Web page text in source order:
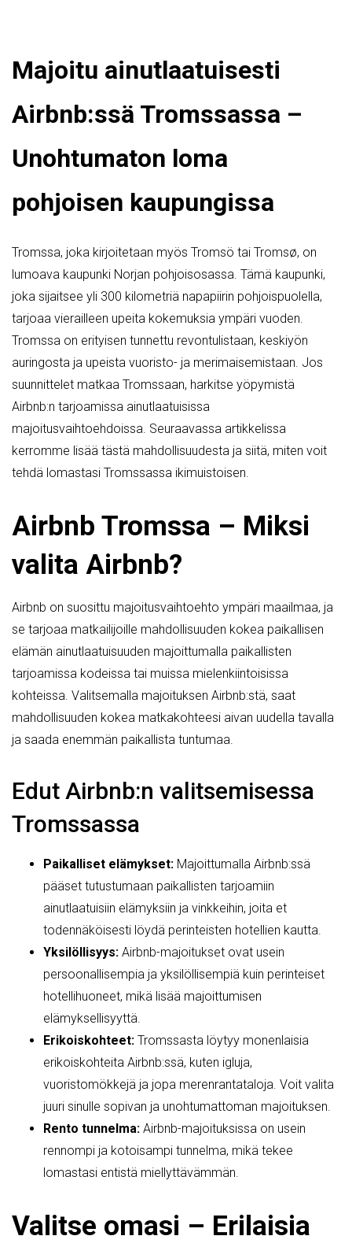
Majoitu ainutlaatuisesti
Airbnb:ssä Tromssassa –
Unohtumaton loma
pohjoisen kaupungissa
Tromssa, joka kirjoitetaan myös Tromsö tai Tromsø, on
lumoava kaupunki Norjan pohjoisosassa. Tämä kaupunki,
joka sijaitsee yli 300 kilometriä napapiirin pohjoispuolella,
tarjoaa vierailleen upeita kokemuksia ympäri vuoden.
Tromssa on erityisen tunnettu revontulistaan, keskiyön
auringosta ja upeista vuoristo- ja merimaisemistaan. Jos
suunnittelet matkaa Tromssaan, harkitse yöpymistä
Airbnb:n tarjoamissa ainutlaatuisissa
majoitusvaihtoehdoissa. Seuraavassa artikkelissa
kerromme lisää tästä mahdollisuudesta ja siitä, miten voit
tehdä lomastasi Tromssassa ikimuistoisen.
Airbnb Tromssa – Miksi
valita Airbnb?
Airbnb on suosittu majoitusvaihtoehto ympäri maailmaa, ja
se tarjoaa matkailijoille mahdollisuuden kokea paikallisen
elämän ainutlaatuisuuden majoittumalla paikallisten
tarjoamissa kodeissa tai muissa mielenkiintoisissa
kohteissa. Valitsemalla majoituksen Airbnb:stä, saat
mahdollisuuden kokea matkakohteesi aivan uudella tavalla
ja saada enemmän paikallista tuntumaa.
Edut Airbnb:n valitsemisessa
Tromssassa
Paikalliset elämykset: Majoittumalla Airbnb:ssä
pääset tutustumaan paikallisten tarjoamiin
ainutlaatuisiin elämyksiin ja vinkkeihin, joita et
todennäköisesti löydä perinteisten hotellien kautta.
Yksilöllisyys: Airbnb-majoitukset ovat usein
persoonallisempia ja yksilöllisempiä kuin perinteiset
hotellihuoneet, mikä lisää majoittumisen
elämyksellisyyttä.
Erikoiskohteet: Tromssasta löytyy monenlaisia
erikoiskohteita Airbnb:ssä, kuten igluja,
vuoristomökkejä ja jopa merenrantataloja. Voit valita
juuri sinulle sopivan ja unohtumattoman majoituksen.
Rento tunnelma: Airbnb-majoituksissa on usein
rennompi ja kotoisampi tunnelma, mikä tekee
lomastasi entistä miellyttävämmän.
Valitse omasi – Erilaisia